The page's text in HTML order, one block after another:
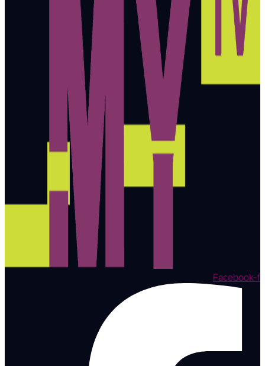
Facebook-f